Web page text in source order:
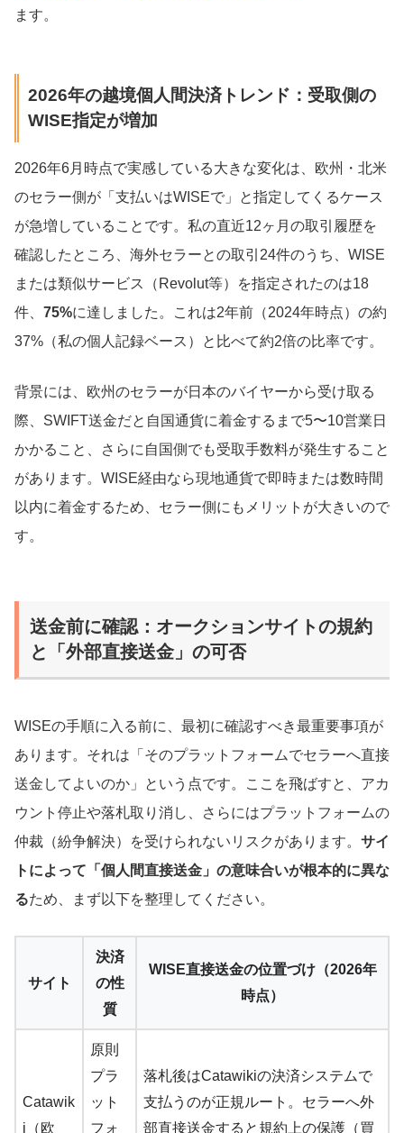
ます。
2026年の越境個人間決済トレンド：受取側の
WISE指定が増加
2026年6月時点で実感している大きな変化は、欧州・北米
のセラー側が「支払いはWISEで」と指定してくるケース
が急増していることです。私の直近12ヶ月の取引履歴を
確認したところ、海外セラーとの取引24件のうち、WISE
または類似サービス（Revolut等）を指定されたのは18
件、 75%に達しました。これは2年前（2024年時点）の約
37%（私の個人記録ベース）と比べて約2倍の比率です。
背景には、欧州のセラーが日本のバイヤーから受け取る
際、SWIFT送金だと自国通貨に着金するまで5〜10営業日
かかること、さらに自国側でも受取手数料が発生すること
があります。WISE経由なら現地通貨で即時または数時間
以内に着金するため、セラー側にもメリットが大きいので
す。
送金前に確認：オークションサイトの規約
と「外部直接送金」の可否
WISEの手順に入る前に、最初に確認すべき最重要事項が
あります。それは「そのプラットフォームでセラーへ直接
送金してよいのか」という点です。ここを飛ばすと、アカ
ウント停止や落札取り消し、さらにはプラットフォームの
仲裁（紛争解決）を受けられないリスクがあります。 サイ
トによって「個人間直接送金」の意味合いが根本的に異な
るため、まず以下を整理してください。
サイト
決済
の性
質
WISE直接送金の位置づけ（2026年
時点）
Catawik
i（欧
原則
プラ
ット
フォ
落札後はCatawikiの決済システムで
支払うのが正規ルート。セラーへ外
部直接送金すると規約上の保護（買